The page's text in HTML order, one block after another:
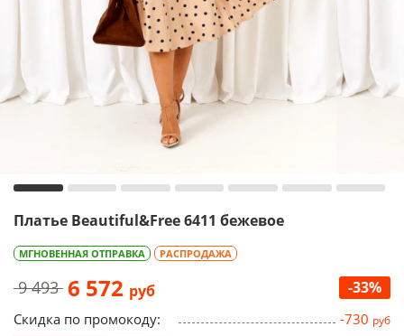
Платье Beautiful&Free 6411 бежевое
МГНОВЕННАЯ ОТПРАВКА РАСПРОДАЖА
9 493 6 572 руб -33%
Скидка по промокоду: -730 руб